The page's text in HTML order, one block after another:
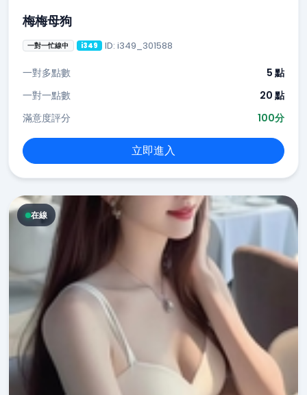
梅梅母狗
一對一忙線中 i349 ID: i349_301588
一對多點數
5 點
一對一點數
20 點
滿意度評分
100分
立即進入
在線